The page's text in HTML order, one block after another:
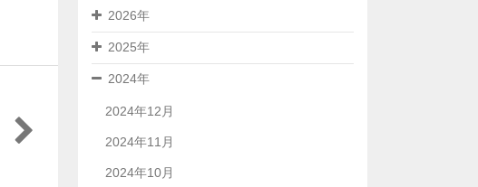
2026年
2025年
2024年
2024年12月
2024年11月
2024年10月